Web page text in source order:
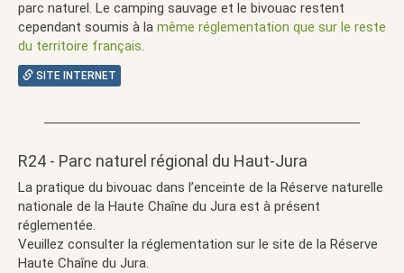
parc naturel. Le camping sauvage et le bivouac restent
cependant soumis à la même réglementation que sur le reste
du territoire français.
SITE INTERNET
R24 - Parc naturel régional du Haut-Jura
La pratique du bivouac dans l’enceinte de la Réserve naturelle
nationale de la Haute Chaîne du Jura est à présent
réglementée.
Veuillez consulter la réglementation sur le site de la Réserve
Haute Chaîne du Jura.